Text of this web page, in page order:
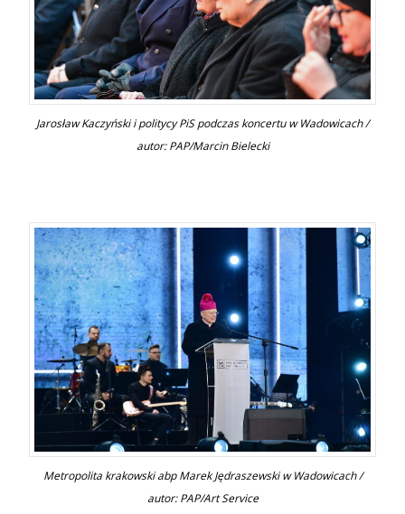
Jarosław Kaczyński i politycy PiS podczas koncertu w Wadowicach /
autor: PAP/Marcin Bielecki
Metropolita krakowski abp Marek Jędraszewski w Wadowicach /
autor: PAP/Art Service